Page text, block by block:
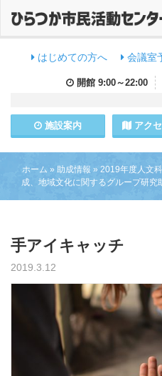
はじめての方へ 会議室
開館 9:00～22:00
施設案内 アク
ホーム » 助成情報 » 2019年度人文
成、地域文化に関するグループ研究
手アイキャッチ
2019.3.12